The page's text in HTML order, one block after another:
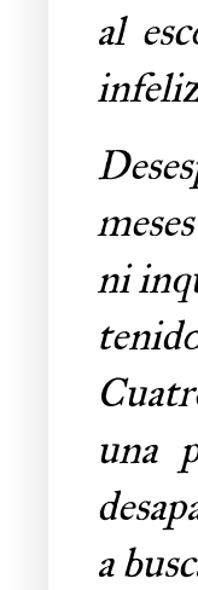
al
ni
una
a